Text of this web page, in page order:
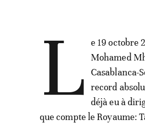
L
e 19 octobre
Mohamed
Casablanca-
record
déjà eu à
que compte le Royaume: